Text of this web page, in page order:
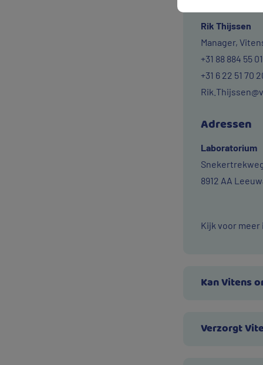
Rik Thijssen
Manager,
+31 88 884 55 01
+31 6 22 51 70
Adressen
Laboratorium
8912 AA
Kijk voor
Kan Vitens
Verzorgt